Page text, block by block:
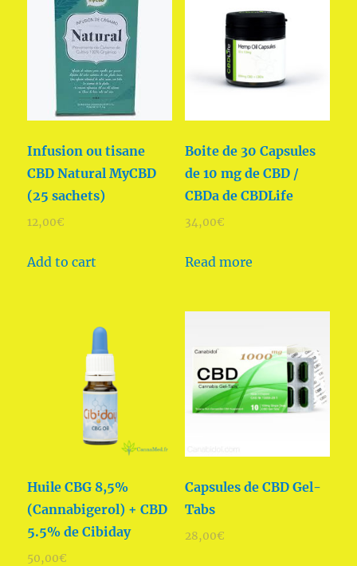
Infusion ou tisane
CBD Natural MyCBD
(25 sachets)
12,00€
Add to cart
Boite de 30 Capsules
de 10 mg de CBD /
CBDa de CBDLife
34,00€
Read more
Huile CBG 8,5%
(Cannabigerol) + CBD
5.5% de Cibiday
50,00€
Capsules de CBD Gel-
Tabs
28,00€